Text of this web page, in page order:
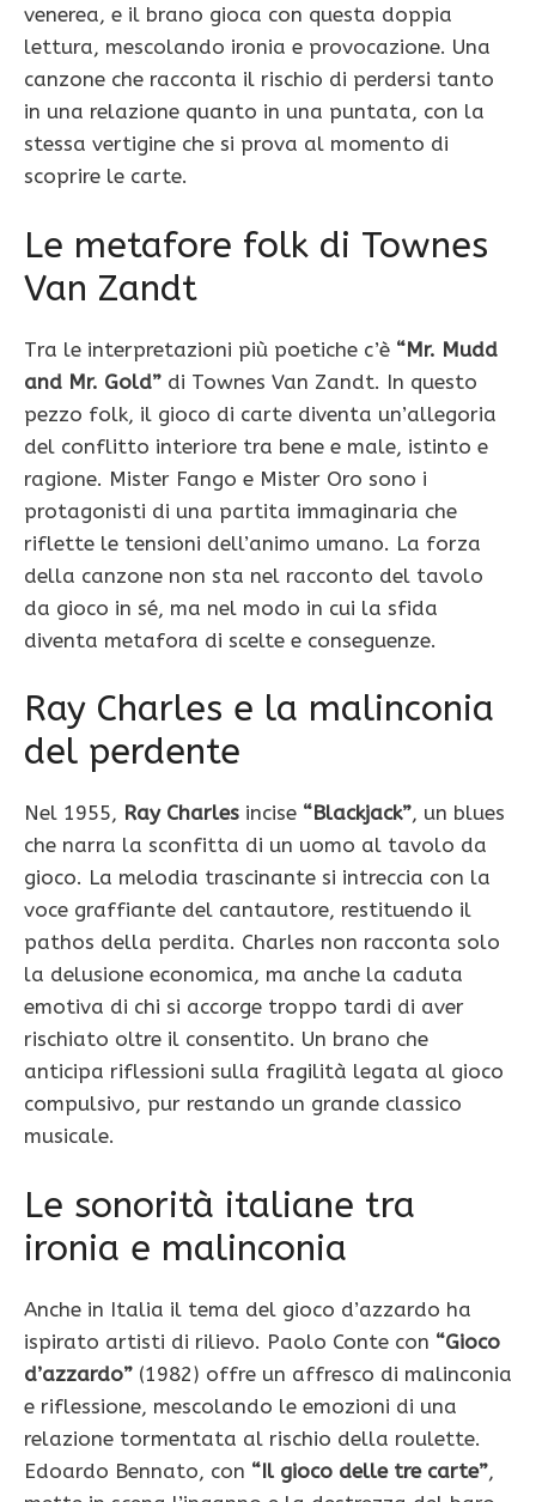
venerea, e il brano gioca con questa doppia
lettura, mescolando ironia e provocazione. Una
canzone che racconta il rischio di perdersi tanto
in una relazione quanto in una puntata, con la
stessa vertigine che si prova al momento di
scoprire le carte.
Le metafore folk di Townes
Van Zandt
Tra le interpretazioni più poetiche c’è “Mr. Mudd
and Mr. Gold” di Townes Van Zandt. In questo
pezzo folk, il gioco di carte diventa un’allegoria
del conflitto interiore tra bene e male, istinto e
ragione. Mister Fango e Mister Oro sono i
protagonisti di una partita immaginaria che
riflette le tensioni dell’animo umano. La forza
della canzone non sta nel racconto del tavolo
da gioco in sé, ma nel modo in cui la sfida
diventa metafora di scelte e conseguenze.
Ray Charles e la malinconia
del perdente
Nel 1955, Ray Charles incise “Blackjack”, un blues
che narra la sconfitta di un uomo al tavolo da
gioco. La melodia trascinante si intreccia con la
voce graffiante del cantautore, restituendo il
pathos della perdita. Charles non racconta solo
la delusione economica, ma anche la caduta
emotiva di chi si accorge troppo tardi di aver
rischiato oltre il consentito. Un brano che
anticipa riflessioni sulla fragilità legata al gioco
compulsivo, pur restando un grande classico
musicale.
Le sonorità italiane tra
ironia e malinconia
Anche in Italia il tema del gioco d’azzardo ha
ispirato artisti di rilievo. Paolo Conte con “Gioco
d’azzardo” (1982) offre un affresco di malinconia
e riflessione, mescolando le emozioni di una
relazione tormentata al rischio della roulette.
Edoardo Bennato, con “Il gioco delle tre carte”,